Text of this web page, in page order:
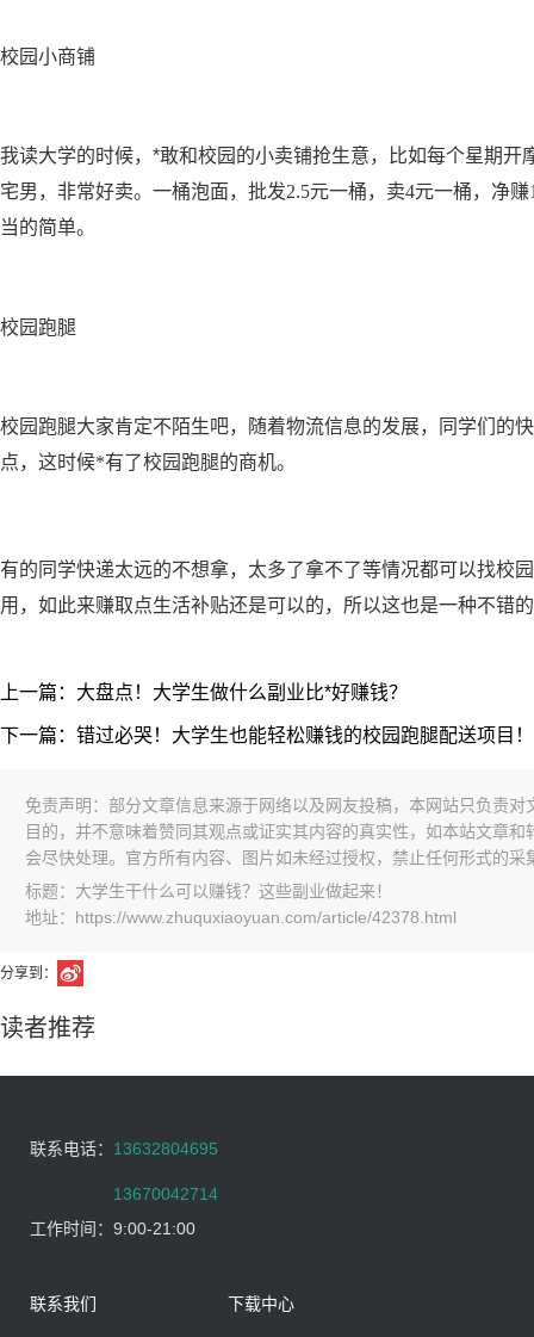
校园小商铺
我读大学的时候， *敢和校园的小卖铺抢生意，比如每个星期
宅男，非常好卖。 一桶泡面，批发2.5元一桶，卖4元一桶，净
当的简单。
校园跑腿
校园跑腿大家肯定不陌生吧，随着物流信息的发展，同学们的
点，这时候*有了校园跑腿的商机。
有的同学快递太远的不想拿，太多了拿不了等情况都可以找校
用，如此来赚取点生活补贴还是可以的，所以这也是一种不错
上一篇：大盘点！大学生做什么副业比*好赚钱？
下一篇：错过必哭！大学生也能轻松赚钱的校园跑腿配送项目！
免责声明：部分文章信息来源于网络以及网友投稿，本网站只负责
目的，并不意味着赞同其观点或证实其内容的真实性，如本站文章
会尽快处理。官方所有内容、图片如未经过授权，禁止任何形式的采
标题：大学生干什么可以赚钱？这些副业做起来！
地址：https://www.zhuquxiaoyuan.com/article/42378.html
分享到：
读者推荐
联系电话： 13632804695
13670042714
工作时间： 9:00-21:00
联系我们 下载中心